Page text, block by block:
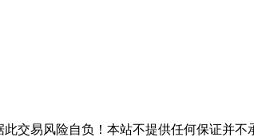
交易风险自负！本站不提供任何保证并不